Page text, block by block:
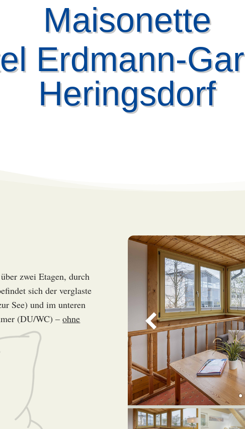
Maisonette
Erdmann-
Heringsdorf
zwei Etagen, durch
sich der verglaste
See) und im unteren
(DU/WC) –ohne